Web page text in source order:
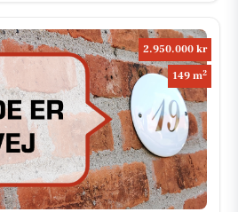
2.950.000 kr
149 m2